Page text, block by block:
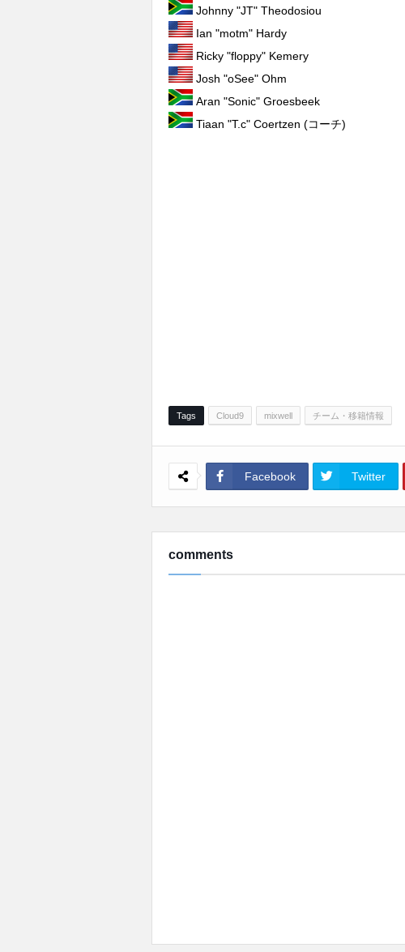
Johnny "JT" Theodosiou
Ian "motm" Hardy
Ricky "floppy" Kemery
Josh "oSee" Ohm
Aran "Sonic" Groesbeek
Tiaan "T.c" Coertzen (コーチ)
Tags Cloud9 mixwell チーム・移籍情報
Facebook Twitter
comments